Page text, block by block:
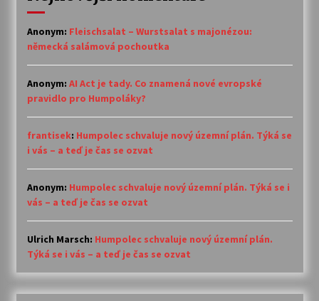
Anonym: Fleischsalat – Wurstsalat s majonézou:
německá salámová pochoutka
Anonym: AI Act je tady. Co znamená nové evropské
pravidlo pro Humpoláky?
frantisek: Humpolec schvaluje nový územní plán. Týká se
i vás – a teď je čas se ozvat
Anonym: Humpolec schvaluje nový územní plán. Týká se i
vás – a teď je čas se ozvat
Ulrich Marsch: Humpolec schvaluje nový územní plán.
Týká se i vás – a teď je čas se ozvat